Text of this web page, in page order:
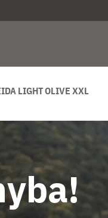
LIGHT OLIVE XXL